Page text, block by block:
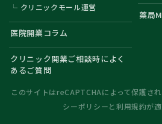
クリニックモール運営
医院開業コラム
クリニック開業ご相談時によく
あるご質問
薬局
このサイトはreCAPTCHAによって保護さ
シーポリシーと利用規約が